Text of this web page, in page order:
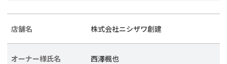
店舗名 株式会社ニシザワ創建
オーナー様氏名 西澤楓也